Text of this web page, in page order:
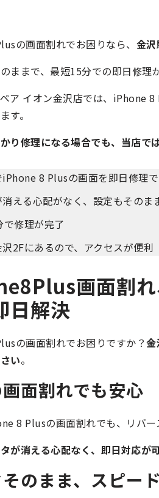
の画面割れでお困りなら、 金
ままで、最短15分での即日修理
ア イオン金沢店では、iPhone
す。
り修理になる場合でも、当店で
8 Plusの画面を即日修理
える心配がなく、設定もそのま
で修理が完了
2Fにあるので、アクセスが便利
画面割れ
日解決
の画面割れでお困りですか？金
い。
面割れでも安心
8 Plusの画面割れでも、リバー
が消える心配なく、即日対応が
のまま、スピー